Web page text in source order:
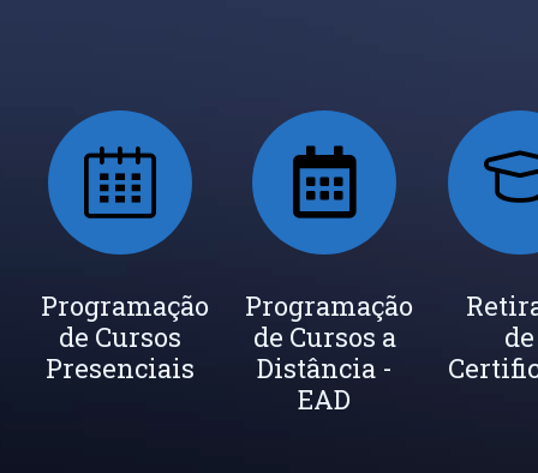
Seja um
Instrutor
Inscrição
Newsletter
Programação
de Cursos
Presenciais
Programação
de Cursos a
Distância -
EAD
de